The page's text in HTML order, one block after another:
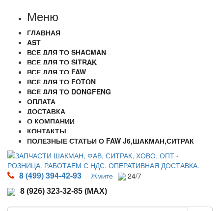
Меню
ГЛАВНАЯ
AST
ВСЕ ДЛЯ ТО SHACMAN
ВСЕ ДЛЯ ТО SITRAK
ВСЕ ДЛЯ ТО FAW
ВСЕ ДЛЯ ТО FOTON
ВСЕ ДЛЯ ТО DONGFENG
ОПЛАТА
ДОСТАВКА
О КОМПАНИИ
КОНТАКТЫ
ПОЛЕЗНЫЕ СТАТЬИ О FAW J6,ШАКМАН,СИТРАК
8 (499) 394-42-93 Жмите 24/7
8 (926) 323-32-85 (MAX)